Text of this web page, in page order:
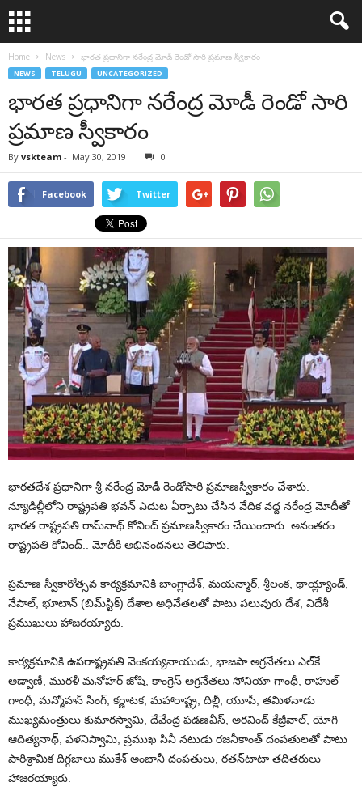
Home News భారత ప్రధానిగా నరేంద్ర మోడీ రెండో సారి ప్రమాణ స్వీకారం
NEWS TELUGU UNCATEGORIZED
భారత ప్రధానిగా నరేంద్ర మోడీ రెండో సారి
ప్రమాణ స్వీకారం
By vskteam - May 30, 2019 0
Facebook Twitter
భారతదేశ ప్రధానిగా శ్రీ నరేంద్ర మోడీ రెండోసారి ప్రమాణస్వీకారం చేశారు.
న్యూడిల్లీలోని రాష్ట్రపతి భవన్‌ ఎదుట ఏర్పాటు చేసిన వేదిక వద్ద నరేంద్ర మోదీతో
భారత రాష్ట్రపతి రామ్‌నాథ్‌ కోవింద్‌ ప్రమాణస్వీకారం చేయించారు. అనంతరం
రాష్ట్రపతి కోవింద్‌.. మోదీకి అభినందనలు తెలిపారు.
ప్రమాణ స్వీకారోత్సవ కార్యక్రమానికి బాంగ్లాదేశ్, మయన్మార్, శ్రీలంక, థాయ్ల్యాండ్,
నేపాల్, భూటాన్ (బిమ్‌స్టిక్‌) దేశాల అధినేతలతో పాటు పలువురు దేశ, విదేశీ
ప్రముఖులు హాజరయ్యారు.
కార్యక్రమానికి ఉపరాష్ట్రపతి వెంకయ్యనాయుడు, భాజపా అగ్రనేతలు ఎల్‌కే
అడ్వాణీ, మురళీ మనోహర్‌ జోషి, కాంగ్రెస్‌ అగ్రనేతలు సోనియా గాంధీ, రాహుల్‌
గాంధీ, మన్మోహన్‌ సింగ్‌, కర్ణాటక, మహారాష్ట్ర, దిల్లీ, యూపీ, తమిళనాడు
ముఖ్యమంత్రులు కుమారస్వామి, దేవేంద్ర ఫడణవీస్‌, అరవింద్‌ కేజ్రీవాల్‌, యోగి
ఆదిత్యనాథ్‌, పళనిస్వామి, ప్రముఖ సినీ నటుడు రజనీకాంత్‌ దంపతులతో పాటు
పారిశ్రామిక దిగ్గజాలు ముకేశ్‌ అంబానీ దంపతులు, రతన్‌టాటా తదితరులు
హాజరయ్యారు.